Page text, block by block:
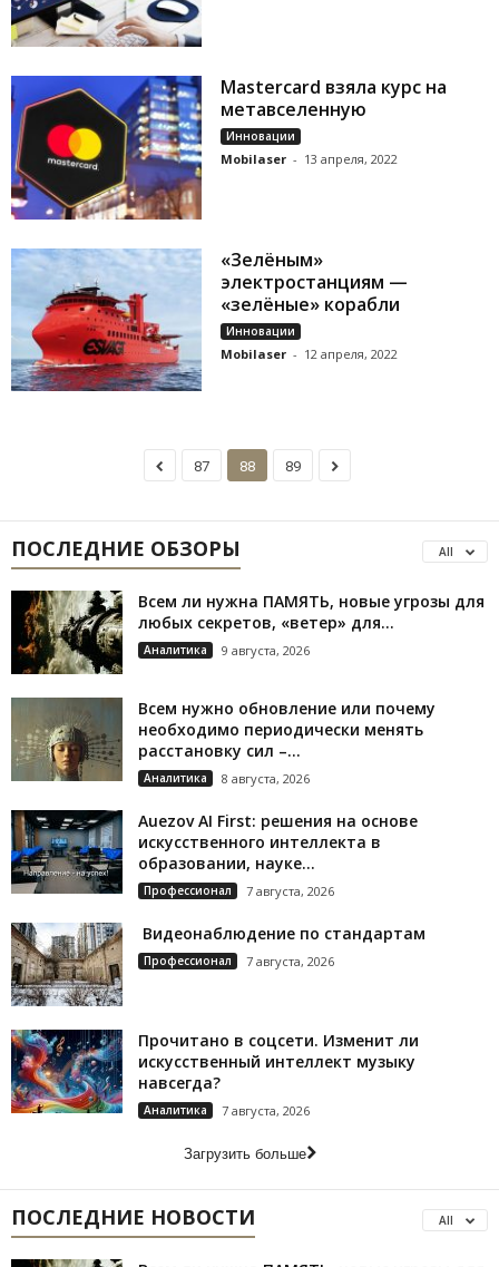
Mastercard взяла курс на
метавселенную
Инновации
Mobilaser - 13 апреля, 2022
«Зелёным»
электростанциям —
«зелёные» корабли
Инновации
Mobilaser - 12 апреля, 2022
87 88 89
ПОСЛЕДНИЕ ОБЗОРЫ All
Всем ли нужна ПАМЯТЬ, новые угрозы для
любых секретов, «ветер» для...
Аналитика 9 августа, 2026
Всем нужно обновление или почему
необходимо периодически менять
расстановку сил –...
Аналитика 8 августа, 2026
Auezov AI First: решения на основе
искусственного интеллекта в
образовании, науке...
Профессионал 7 августа, 2026
Видеонаблюдение по стандартам
Профессионал 7 августа, 2026
Прочитано в соцсети. Изменит ли
искусственный интеллект музыку
навсегда?
Аналитика 7 августа, 2026
Загрузить больше
ПОСЛЕДНИЕ НОВОСТИ All